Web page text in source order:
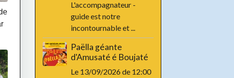
L'accompagnateur -
guide est notre
incontournable et ...
Paëlla géante
d'Amusaté é Boujaté
Le 13/09/2026de 12:00